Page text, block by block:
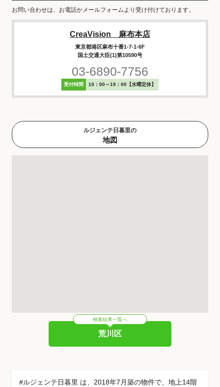
お問い合わせは、お電話かメールフォームより受け付けております。
CreaVision 麻布本店
東京都港区麻布十番1-7-1-6F
国土交通大臣(1)第10590号
03-6890-7756
受付時間 10：00～19：00【水曜定休】
ルジェンテ日暮里の
地図
検索結果一覧へ
荒川区
#ルジェンテ日暮里 は、2018年7月築の物件で、地上14階